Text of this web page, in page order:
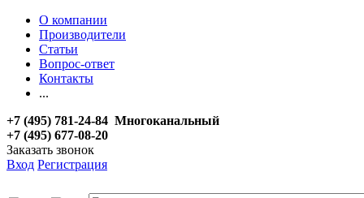
О компании
Производители
Статьи
Вопрос-ответ
Контакты
...
+7 (495) 781-24-84 Многоканальный
+7 (495) 677-08-20
Заказать звонок
Вход Регистрация